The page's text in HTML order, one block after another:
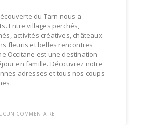
du Tarn nous a
Entre villages perchés,
activités créatives, châteaux
fleuris et belles rencontres
Occitane est une destination
en famille. Découvrez notre
adresses et tous nos coups
COMMENTAIRE